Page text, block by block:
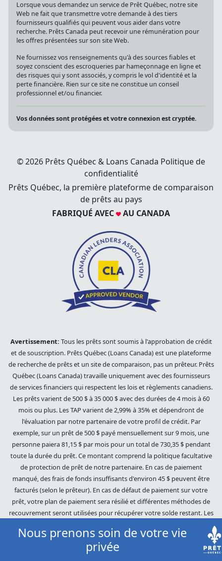
Lorsque vous demandez un service de Prêt Québec, notre site
Web ne fait que transmettre votre demande à des tiers
fournisseurs qualifiés qui peuvent vous aider dans votre
recherche. Prêts Canada peut recevoir une rémunération pour
les offres présentées sur son site Web.
Ne fournissez vos renseignements qu'à des sources fiables et
soyez conscient des escroqueries par hameçonnage en ligne et
des risques qui y sont associés, y compris le vol d'identité et la
perte financière. Rien sur ce site ne constitue un conseil
professionnel et/ou financier.
Vos données sont protégées et votre connexion est cryptée.
© 2026 Prêts Québec & Loans Canada Politique de
confidentialité
Prêts Québec, la première plateforme de comparaison
de prêts au pays
FABRIQUÉ AVEC
AU CANADA
Avertissement: Tous les prêts sont soumis à l'approbation de crédit
et de souscription. Prêts Québec (Loans Canada) est une plateforme
de recherche de prêts et un site de comparaison, pas un prêteur. Prêts
Québec (Loans Canada) travaille uniquement avec des fournisseurs
de services financiers qui respectent les lois et règlements canadiens.
Les prêts varient de 500 $ à 35 000 $ avec des durées de 4 mois à 60
mois ou plus. Les TAP varient de 2,99% à 35% et dépendront de
l'évaluation par notre partenaire de votre profil de crédit. Par
exemple, sur un prêt de 500 $ payé mensuellement sur 9 mois, une
personne paiera 81,15 $ par mois pour un total de 730,35 $ pendant
toute la durée du prêt. Ce montant comprend la politique facultative
de protection de prêt de notre partenaire. En cas de paiement
manqué, des frais de fonds insuffisants d'environ 45 $ peuvent être
facturés (selon le prêteur). En cas de défaut de paiement sur votre
prêt, votre plan de paiement sera résilié et différentes méthodes de
recouvrement seront utilisées pour récupérer votre solde restant. Les
dettes impayées seront poursuivies dans toute l'étendue de la loi. Nos
prêteurs utilisent des pratiques de recouvrement équitables. Prêts
Québec (Loans Canada) n'est pas affilié à Equifax Canada Co., sa
Nous prenons soin de votre vie
privée